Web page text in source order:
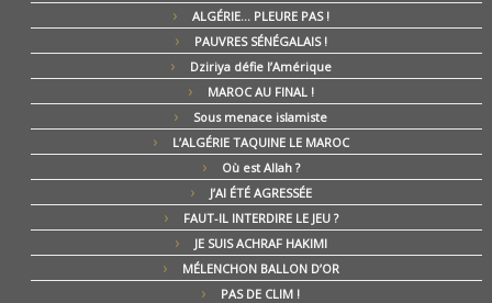
ALGÉRIE… PLEURE PAS !
PAUVRES SÉNÉGALAIS !
Dziriya défie l’Amérique
MAROC AU FINAL !
Sous menace islamiste
L’ALGÉRIE TAQUINE LE MAROC
Où est Allah ?
J’AI ÉTÉ AGRESSÉE
FAUT-IL INTERDIRE LE JEU ?
JE SUIS ACHRAF HAKIMI
MÉLENCHON BALLON D’OR
PAS DE CLIM !